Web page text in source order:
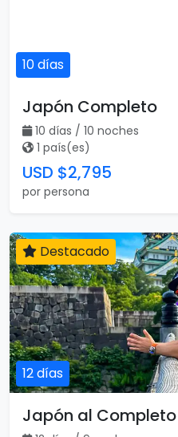
10 días
Japón Completo
10 días / 10 noches
1 país(es)
USD $2,795
por persona
12 días
Destacado
Japón al Completo